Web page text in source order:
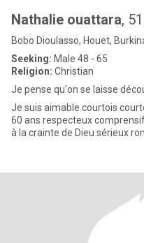
Nathalie ouattara, 51
Bobo Dioulasso, Houet,
Seeking: Male 48 - 65
Religion: Christian
Je pense qu'on se laisse
Je suis aimable courtois
60 ans respecteux
à la crainte de Dieu sérieux